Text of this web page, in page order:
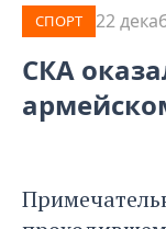
СПОРТ 22
СКА